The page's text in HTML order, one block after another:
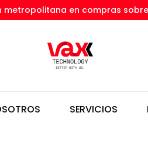
metropolitana en compras sobre
SERVICIOS